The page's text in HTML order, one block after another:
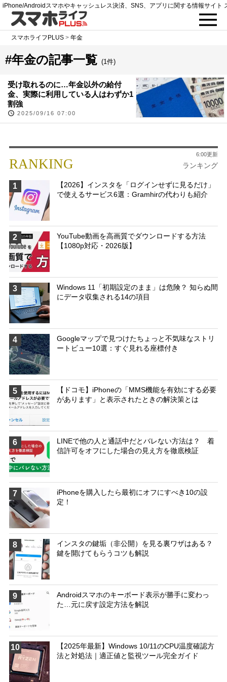
iPhone/Androidスマホやキャッシュレス決済、SNS、アプリに関する情報サイト
スマホライフPLUS >年金
#年金の記事一覧 (1件)
受け取れるのに…年金以外の給付
金、実際に利用している人はわずか1
割強
2025/09/16 07:00
RANKING ランキング
6:00更新
1
【2026】インスタを「ログインせずに見るだけ」
で使えるサービス6選：Gramhirの代わりも紹介
2
YouTube動画を高画質でダウンロードする方法
【1080p対応・2026版】
3
Windows 11「初期設定のまま」は危険？ 知らぬ間
にデータ収集される14の項目
4
Googleマップで見つけたちょっと不気味なストリ
ートビュー10選：すぐ見れる座標付き
5
【ドコモ】iPhoneの「MMS機能を有効にする必要
があります」と表示されたときの解決策とは
6
LINEで他の人と通話中だとバレない方法は？ 着
信許可をオフにした場合の見え方を徹底検証
7
iPhoneを購入したら最初にオフにすべき10の設
定！
8
インスタの鍵垢（非公開）を見る裏ワザはある？
鍵を開けてもらうコツも解説
9
Androidスマホのキーボード表示が勝手に変わっ
た…元に戻す設定方法を解説
10
【2025年最新】Windows 10/11のCPU温度確認方
法と対処法｜適正値と監視ツール完全ガイド